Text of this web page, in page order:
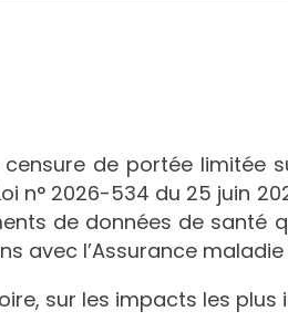
censure de portée limitée
n° 2026-534 du 25 juin
de données de santé
avec l’Assurance
sur les impacts les